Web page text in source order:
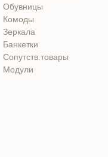
Обувницы
Комоды
Зеркала
Банкетки
Сопутств.товары
Модули